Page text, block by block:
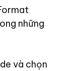
những
và chọn